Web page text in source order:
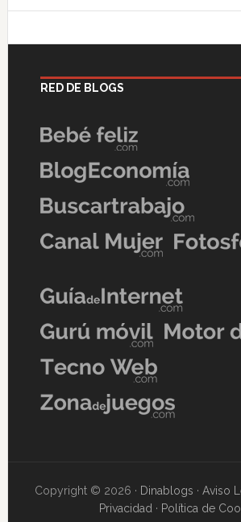
RED DE BLOGS
Copyright © 2026 · Dinablogs ·Aviso
Privacidad · Política de